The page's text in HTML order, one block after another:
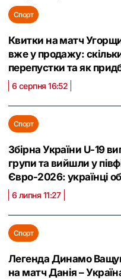
Спорт
Квитки на матч
вже у продажу:
перепустки та як
6 серпня 16:52
Спорт
Збірна України U-19
групи та вийшли у
Євро-2026: українці
6 липня 11:27
Спорт
Легенда Динамо
на матч Данія –